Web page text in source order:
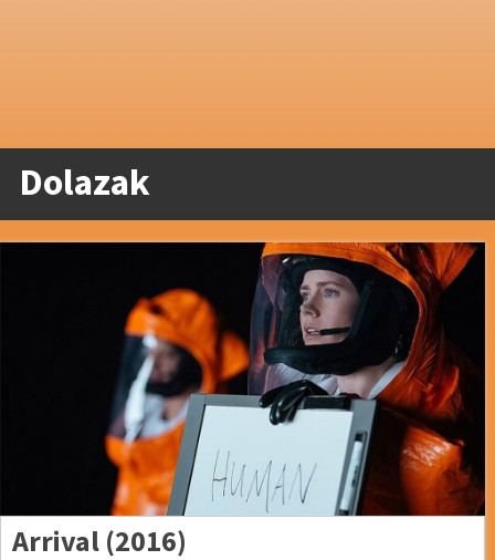
Dolazak
Arrival (2016)